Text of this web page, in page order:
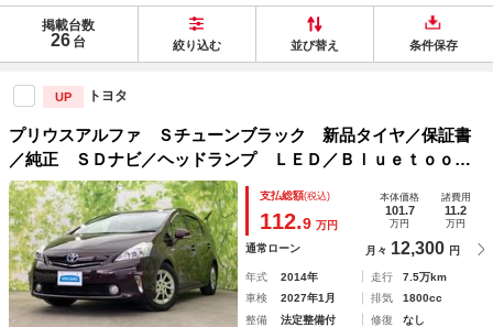
掲載台数
26 台 絞り込む 並び替え 条件保存
UP トヨタ
プリウスアルファ Ｓチューンブラック 新品タイヤ／保証書
／純正 ＳＤナビ／ヘッドランプ ＬＥＤ／Ｂｌｕｅｔｏｏｔ
ｈ接続／ＥＴＣ／ＥＢＤ付ＡＢＳ／横滑り防止装置／アイドリ
ングストップ／フルセグＴＶ／禁煙車／エアバッグ 運転席
支払総額(税込)
112.9 万円
本体価格
101.7
万円
諸費用
11.2
万円
通常ローン 月々 12,300 円
年式 2014年 走行
7.5万km
車検
2027年1月 排気
1800cc
整備
法定整備付 修復
なし